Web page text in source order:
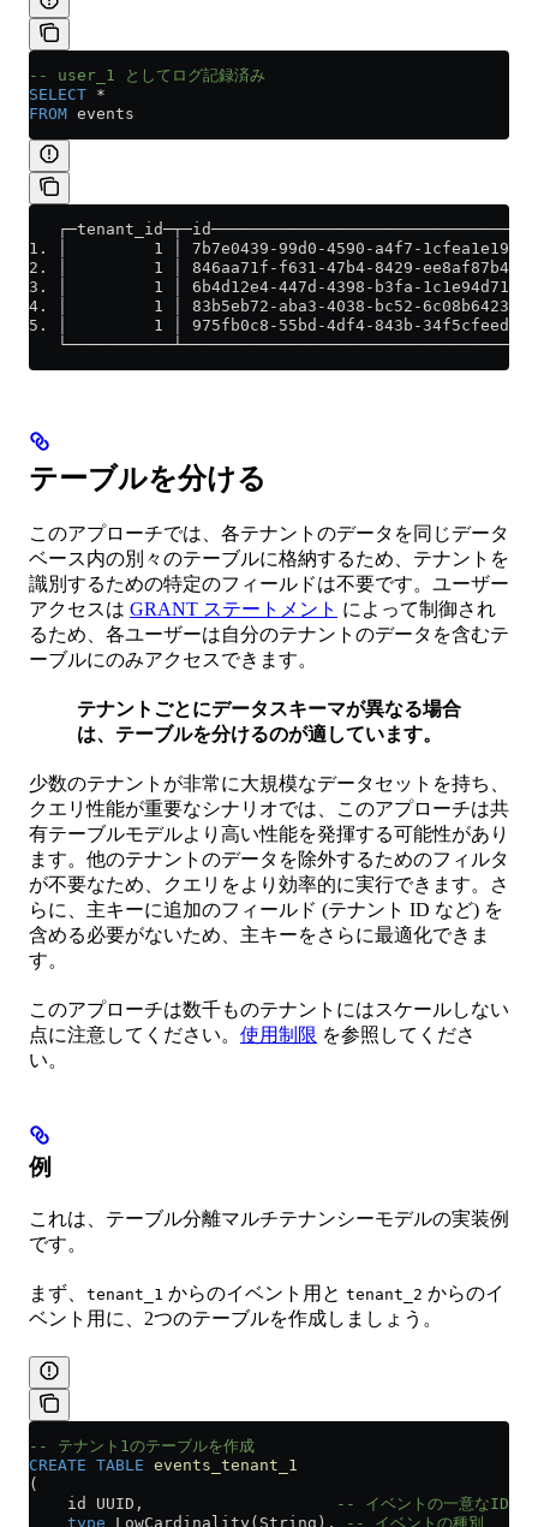
-- user_1 としてログ記録済み
SELECT *
FROM events
1. │         1 │ 7b7e0439-99d0-4590-a4f7-
2. │         1 │ 846aa71f-f631-47b4-8429-
3. │         1 │ 6b4d12e4-447d-4398-b3fa-
4. │         1 │ 83b5eb72-aba3-4038-bc52-
5. │         1 │ 975fb0c8-55bd-4df4-843b-
テーブルを分ける
このアプローチでは、各テナントのデータを同じデータ
ベース内の別々のテーブルに格納するため、テナントを
識別するための特定のフィールドは不要です。ユーザー
アクセスは GRANT ステートメント によって制御され
るため、各ユーザーは自分のテナントのデータを含むテ
ーブルにのみアクセスできます。
テナントごとにデータスキーマが異なる場合
は、テーブルを分けるのが適しています。
少数のテナントが非常に大規模なデータセットを持ち、
クエリ性能が重要なシナリオでは、このアプローチは共
有テーブルモデルより高い性能を発揮する可能性があり
ます。他のテナントのデータを除外するためのフィルタ
が不要なため、クエリをより効率的に実行できます。さ
らに、主キーに追加のフィールド (テナント ID など) を
含める必要がないため、主キーをさらに最適化できま
す。
このアプローチは数千ものテナントにはスケールしない
点に注意してください。 使用制限 を参照してくださ
い。
例
これは、テーブル分離マルチテナンシーモデルの実装例
です。
まず、 tenant_1 からのイベント用と tenant_2 からのイ
ベント用に、2つのテーブルを作成しましょう。
-- テナント1のテーブルを作成
CREATE TABLE events_tenant_1
(
    id UUID,
-- イベントの一意なID
    type
LowCardinality(String), -- イベントの種別